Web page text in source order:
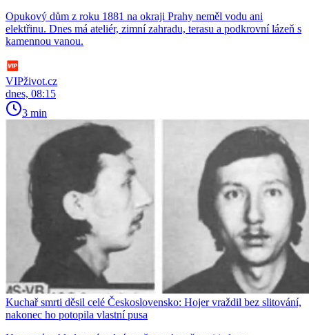
Opukový dům z roku 1881 na okraji Prahy neměl vodu ani
elektřinu. Dnes má ateliér, zimní zahradu, terasu a podkrovní lázeň s
kamennou vanou.
VIPživot.cz
dnes, 08:15
3 min
Kuchař smrti děsil celé Československo: Hojer vraždil bez slitování,
nakonec ho potopila vlastní pusa